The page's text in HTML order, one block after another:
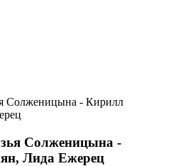
Солженицына -
Лида Ежерец